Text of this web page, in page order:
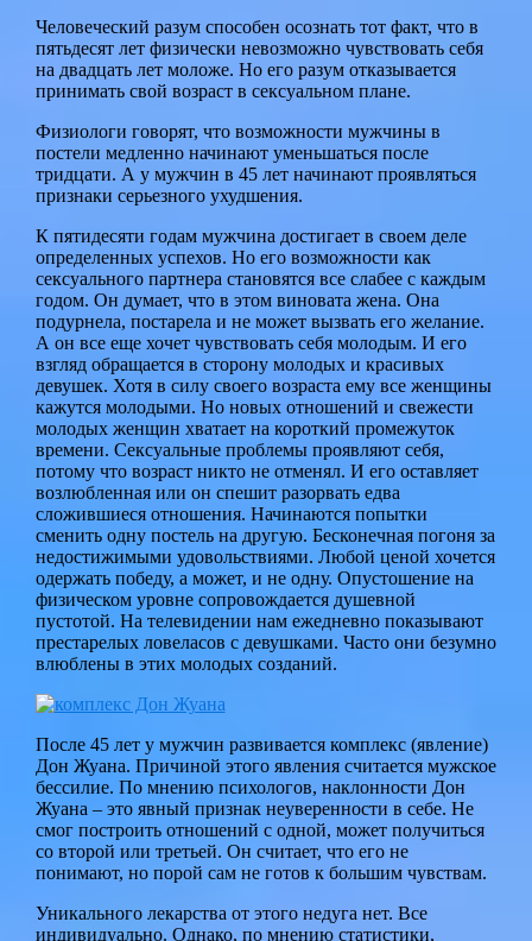
Человеческий разум способен осознать тот факт, что в
пятьдесят лет физически невозможно чувствовать себя
на двадцать лет моложе. Но его разум отказывается
принимать свой возраст в сексуальном плане.
Физиологи говорят, что возможности мужчины в
постели медленно начинают уменьшаться после
тридцати. А у мужчин в 45 лет начинают проявляться
признаки серьезного ухудшения.
К пятидесяти годам мужчина достигает в своем деле
определенных успехов. Но его возможности как
сексуального партнера становятся все слабее с каждым
годом. Он думает, что в этом виновата жена. Она
подурнела, постарела и не может вызвать его желание.
А он все еще хочет чувствовать себя молодым. И его
взгляд обращается в сторону молодых и красивых
девушек. Хотя в силу своего возраста ему все женщины
кажутся молодыми. Но новых отношений и свежести
молодых женщин хватает на короткий промежуток
времени. Сексуальные проблемы проявляют себя,
потому что возраст никто не отменял. И его оставляет
возлюбленная или он спешит разорвать едва
сложившиеся отношения. Начинаются попытки
сменить одну постель на другую. Бесконечная погоня за
недостижимыми удовольствиями. Любой ценой хочется
одержать победу, а может, и не одну. Опустошение на
физическом уровне сопровождается душевной
пустотой. На телевидении нам ежедневно показывают
престарелых ловеласов с девушками. Часто они безумно
влюблены в этих молодых созданий.
После 45 лет у мужчин развивается комплекс (явление)
Дон Жуана. Причиной этого явления считается мужское
бессилие. По мнению психологов, наклонности Дон
Жуана – это явный признак неуверенности в себе. Не
смог построить отношений с одной, может получиться
со второй или третьей. Он считает, что его не
понимают, но порой сам не готов к большим чувствам.
Уникального лекарства от этого недуга нет. Все
индивидуально. Однако, по мнению статистики,